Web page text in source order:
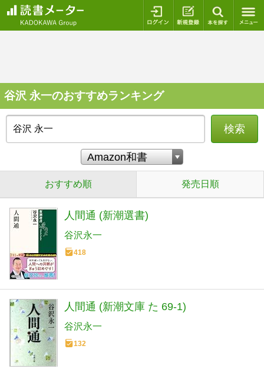
ログイン 新規登録
谷沢 永一のおすすめランキング
検索
おすすめ順 発売日順
人間通 (新潮選書)
谷沢永一
418
人間通 (新潮文庫 た 69-1)
谷沢永一
132